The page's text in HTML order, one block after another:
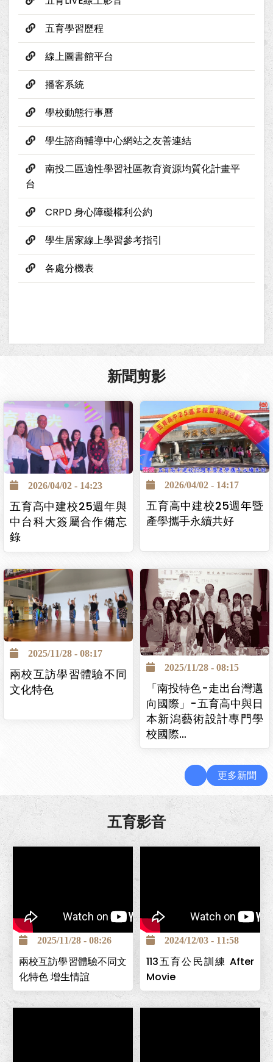
五育學習歷程
線上圖書館平台
播客系統
學校動態行事曆
學生諮商輔導中心網站之友善連結
南投二區適性學習社區教育資源均質化計畫平
台
CRPD 身心障礙權利公約
學生居家線上學習參考指引
各處分機表
新聞剪影
2026/04/02 - 14:23
五育高中建校25週年與
中台科大簽屬合作備忘
錄
2026/04/02 - 14:17
五育高中建校25週年暨
產學攜手永續共好
2025/11/28 - 08:17
兩校互訪學習體驗不同
文化特色
2025/11/28 - 08:15
「南投特色-走出台灣邁
向國際」-五育高中與日
本新潟藝術設計專門學
校國際…
更多新聞
五育影音
2025/11/28 - 08:26
兩校互訪學習體驗不同文
化特色 增生情誼
2024/12/03 - 11:58
113五育公民訓練 After
Movie